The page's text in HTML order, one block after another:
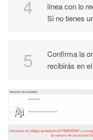
línea con lo
Si no tienes
Confirma la
recibirás en